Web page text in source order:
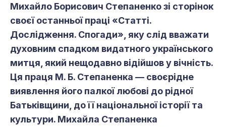
Михайло Борисович Степаненко зі сторінок
своєї останньої праці «Статті.
Дослідження. Спогади», яку слід вважати
духовним спадком видатного українського
митця, який нещодавно відійшов у вічність.
Ця праця М. Б. Степаненка — своєрідне
виявлення його палкої любові до рідної
Батьківщини, до її національної історії та
культури. Михайла Степаненка